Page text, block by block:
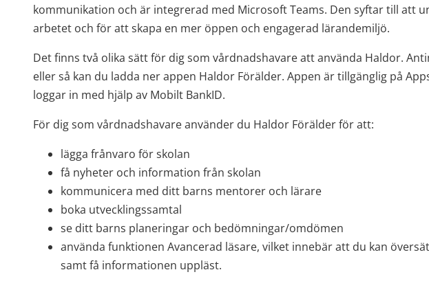
kommunikation och är integrerad med Microsoft Teams. Den syftar till att
arbetet och för att skapa en mer öppen och engagerad lärandemiljö.
Det finns två olika sätt för dig som vårdnadshavare att använda Haldor.
eller så kan du ladda ner appen Haldor Förälder. Appen är tillgänglig på
loggar in med hjälp av Mobilt BankID.
För dig som vårdnadshavare använder du Haldor Förälder för att:
lägga frånvaro för skolan
få nyheter och information från skolan
kommunicera med ditt barns mentorer och lärare
boka utvecklingssamtal
se ditt barns planeringar och bedömningar/omdömen
använda funktionen Avancerad läsare, vilket innebär att du kan
samt få informationen uppläst.